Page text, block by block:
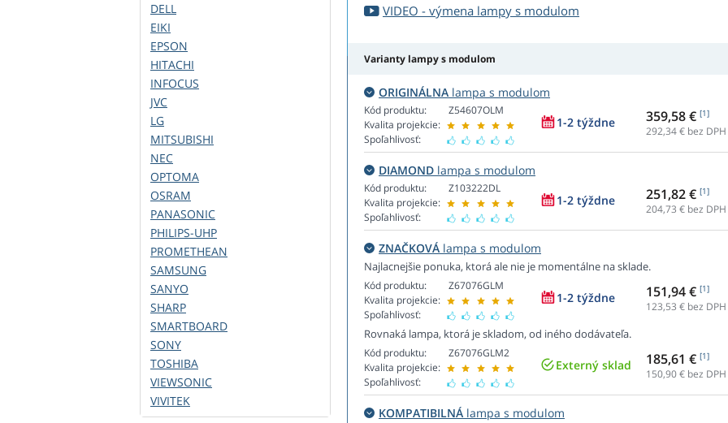
VIDEO - výmena lampy s modulom
Varianty lampy s modulom
ORIGINÁLNA lampa s modulom
Kód produktu:
Kvalita projekcie:
Spoľahlivosť:
Z54607OLM
1-2 týždne 359,58 € [1]
292,34€ bez DPH
DIAMOND lampa s modulom
Kód produktu:
Kvalita projekcie:
Spoľahlivosť:
Z103222DL
1-2 týždne 251,82 € [1]
204,73 € bez DPH
ZNAČKOVÁ lampa s modulom
Najlacnejšie ponuka, ktorá ale nie je momentálne na sklade.
Kód produktu:
Kvalita projekcie:
Spoľahlivosť:
Z67076GLM
1-2 týždne 151,94 € [1]
123,53 € bez DPH
Rovnaká lampa, ktorá je skladom, od iného dodávateľa.
Kód produktu:
Kvalita projekcie:
Spoľahlivosť:
Z67076GLM2
Externý sklad 185,61 € [1]
150,90€ bez DPH
KOMPATIBILNÁ lampa s modulom
DELL
EIKI
EPSON
HITACHI
INFOCUS
JVC
LG
MITSUBISHI
NEC
OPTOMA
OSRAM
PANASONIC
PHILIPS-UHP
PROMETHEAN
SAMSUNG
SANYO
SHARP
SMARTBOARD
SONY
TOSHIBA
VIEWSONIC
VIVITEK